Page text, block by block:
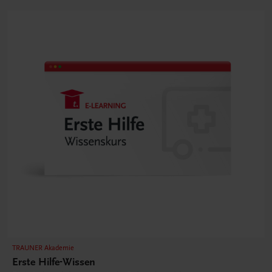
TRAUNER Akademie
Erste Hilfe-Wissen